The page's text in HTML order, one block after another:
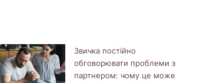
Звичка постійно
обговорювати проблеми з
партнером: чому це може